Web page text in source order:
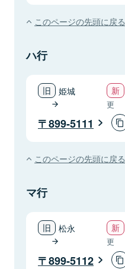
このページの先頭に戻る
ハ行
姫城
更
899-5111
このページの先頭に戻る
マ行
松永
更
899-5112